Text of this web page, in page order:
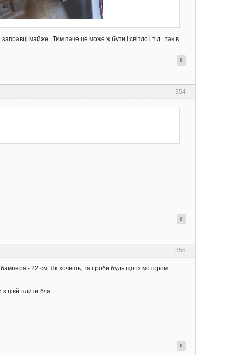
майже.. Тим паче це може ж бути і світло і т.д.. так в
0
354
0
355
бампера - 22 см. Як хочешь, та і роби будь що із мотором.
цієй плити бля.
0